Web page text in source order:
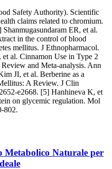
Safety Authority). Scientific
claims related to chromium.
ER, et al.
in the control of blood
mellitus. J Ethnopharmacol.
al. Cinnamon Use in Type 2
and Meta-analysis. Ann
JI, et al. Berberine as a
A Review. J Clin
e2668. [5] Hanhineva K, et
on glycemic regulation. Mol
802.
Metabolico Naturale per